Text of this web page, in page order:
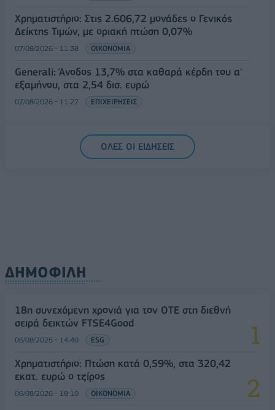
Χρηματιστήριο: Στις 2.606,72 μονάδες ο Γενικός
Δείκτης Τιμών, με οριακή πτώση 0,07%
07/08/2026 - 11:38 ΟΙΚΟΝΟΜΙΑ
Generali: Άνοδος 13,7% στα καθαρά κέρδη του α'
εξαμήνου, στα 2,54 δισ. ευρώ
07/08/2026 - 11:27 ΕΠΙΧΕΙΡΗΣΕΙΣ
ΟΛΕΣ ΟΙ ΕΙΔΗΣΕΙΣ
ΔΗΜΟΦΙΛΗ
18η συνεχόμενη χρονιά για τον ΟΤΕ στη διεθνή
σειρά δεικτών FTSE4Good
06/08/2026 - 14:40 ESG
Χρηματιστήριο: Πτώση κατά 0,59%, στα 320,42
εκατ. ευρώ ο τζίρος
06/08/2026 - 18:10 ΟΙΚΟΝΟΜΙΑ